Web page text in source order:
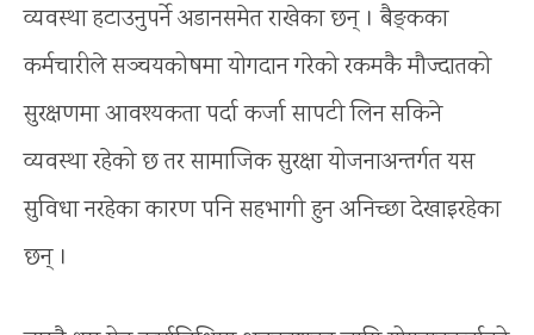
व्यवस्था हटाउनुपर्ने अडानसमेत राखेका छन् । बैङ्कका
कर्मचारीले सञ्चयकोषमा योगदान गरेको रकमकै मौज्दातको
सुरक्षणमा आवश्यकता पर्दा कर्जा सापटी लिन सकिने
व्यवस्था रहेको छ तर सामाजिक सुरक्षा योजनाअन्तर्गत यस
सुविधा नरहेका कारण पनि सहभागी हुन अनिच्छा देखाइरहेका
छन् ।